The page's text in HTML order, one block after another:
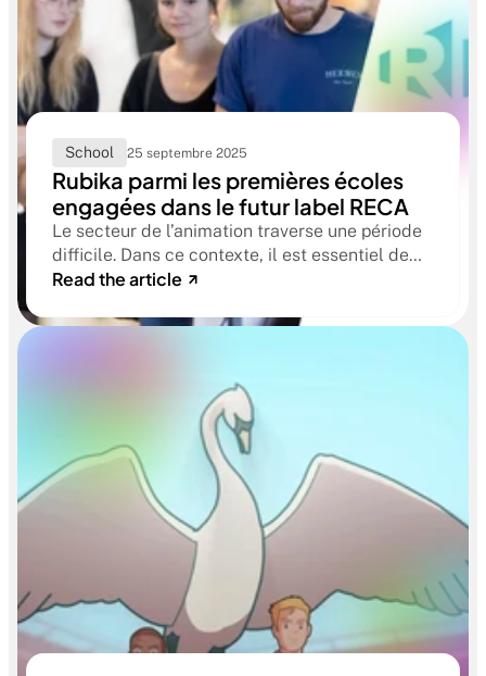
School 25 septembre 2025
Rubika parmi les premières écoles
engagées dans le futur label RECA
Le secteur de l’animation traverse une période
difficile. Dans ce contexte, il est essentiel de
donner aux étudiants et à leurs familles des
Read the article